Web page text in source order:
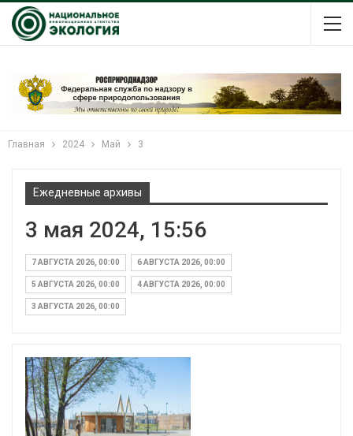
Главная 2024 Май 3
Ежедневные архивы
3 мая 2024, 15:56
7 АВГУСТА 2026, 00:00 6 АВГУСТА 2026, 00:00
5 АВГУСТА 2026, 00:00 4 АВГУСТА 2026, 00:00
3 АВГУСТА 2026, 00:00